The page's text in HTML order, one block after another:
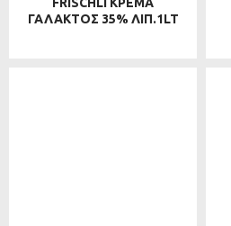
ΓΑΛΑΚΤΟΣ 35% ΛΙΠ.1LT